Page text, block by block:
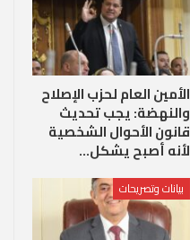
الأمين العام لحزب الإصلاح
والنهضة: يجب تحديث
قانون الأحوال الشخصية
لأنه أصبح يشكل…
بيانات وتصريحات